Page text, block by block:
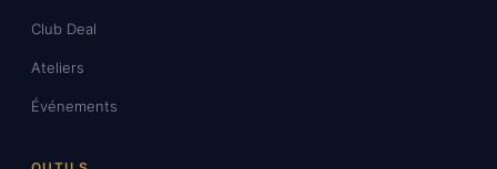
Club Deal
Ateliers
Événements